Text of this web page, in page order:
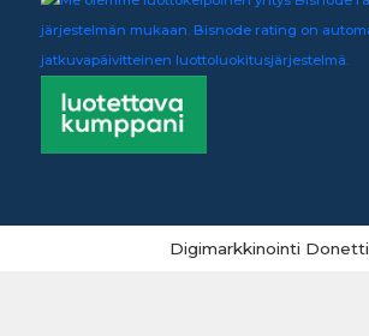
Digimarkkinointi Donetti